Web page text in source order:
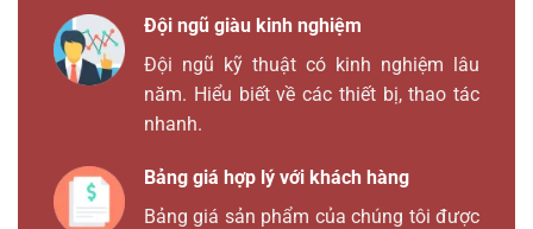
Đội ngũ giàu kinh nghiệm
Đội ngũ kỹ thuật có kinh nghiệm lâu
năm. Hiểu biết về các thiết bị, thao tác
nhanh.
Bảng giá hợp lý với khách hàng
Bảng giá sản phẩm của chúng tôi được